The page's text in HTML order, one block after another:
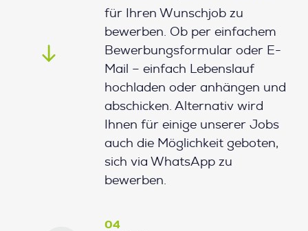
für Ihren Wunschjob zu
bewerben. Ob per einfachem
Bewerbungsformular oder E-
Mail – einfach Lebenslauf
hochladen oder anhängen und
abschicken. Alternativ wird
Ihnen für einige unserer Jobs
auch die Möglichkeit geboten,
sich via WhatsApp zu
bewerben.
04